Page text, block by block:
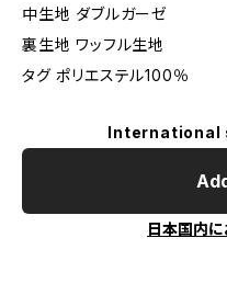
中生地 ダブルガーゼ
裏生地 ワッフル生地
タグ ポリエステル100％
International
日本国内